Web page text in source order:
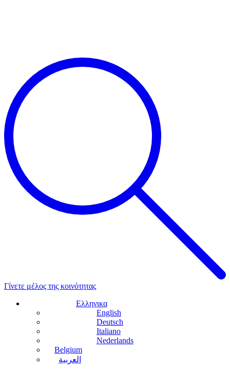
Γίνετε μέλος της κοινότητας
Ελληνικα
English
Deutsch
Italiano
Nederlands
Belgium
العربية